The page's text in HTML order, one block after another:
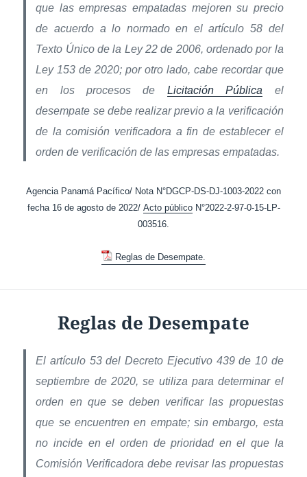
que las empresas empatadas mejoren su precio
de acuerdo a lo normado en el artículo 58 del
Texto Único de la Ley 22 de 2006, ordenado por la
Ley 153 de 2020; por otro lado, cabe recordar que
en los procesos de Licitación Pública el
desempate se debe realizar previo a la verificación
de la comisión verificadora a fin de establecer el
orden de verificación de las empresas empatadas.
Agencia Panamá Pacífico/ Nota N°DGCP-DS-DJ-1003-2022 con
fecha 16 de agosto de 2022/ Acto públicoN°2022-2-97-0-15-LP-
003516.
Reglas de Desempate.
Reglas de Desempate
El artículo 53 del Decreto Ejecutivo 439 de 10 de
septiembre de 2020, se utiliza para determinar el
orden en que se deben verificar las propuestas
que se encuentren en empate; sin embargo, esta
no incide en el orden de prioridad en el que la
Comisión Verificadora debe revisar las propuestas